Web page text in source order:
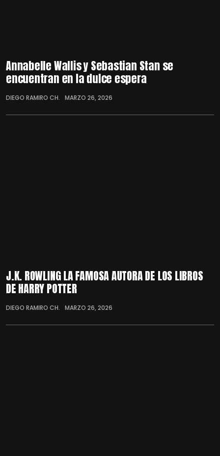
Annabelle Wallis y Sebastian Stan se
encuentran en la dulce espera
DIEGO RAMIRO CH. MARZO 26, 2026
J.K. ROWLING LA FAMOSA AUTORA DE LOS LIBROS
DE HARRY POTTER
DIEGO RAMIRO CH. MARZO 26, 2026